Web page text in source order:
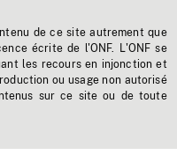
de ce site autrement que
écrite de l'ONF. L'ONF se
les recours en injonction et
ou usage non autorisé
sur ce site ou de toute